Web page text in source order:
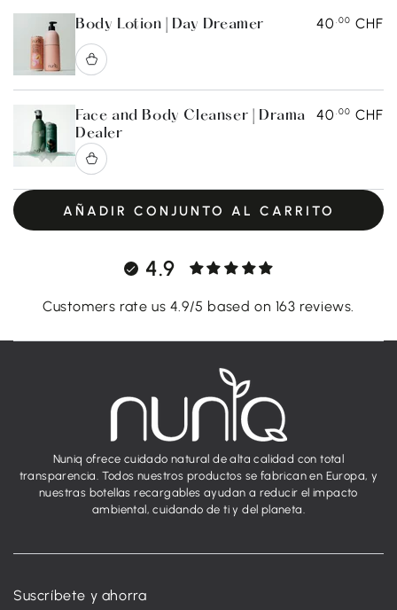
Body Lotion | Day Dreamer 40 .00 CHF
Face and Body Cleanser | Drama
Dealer
40 .00 CHF
AÑADIR CONJUNTO AL CARRITO
4.9
Customers rate us 4.9/5 based on 163 reviews.
Nuniq ofrece cuidado natural de alta calidad con total
transparencia. Todos nuestros productos se fabrican en Europa, y
nuestras botellas recargables ayudan a reducir el impacto
ambiental, cuidando de ti y del planeta.
Suscríbete y ahorra